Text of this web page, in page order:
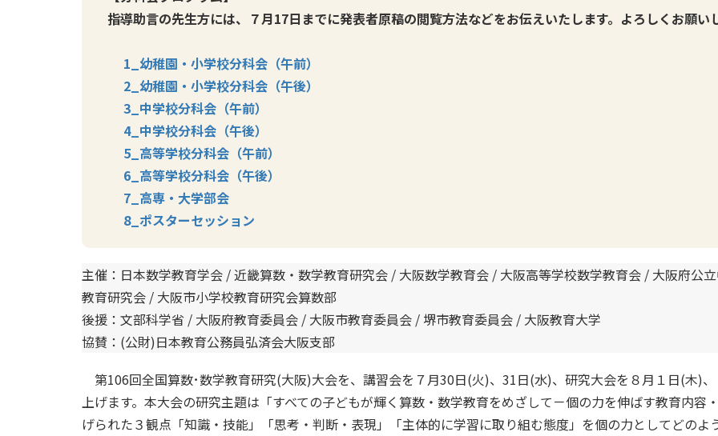
指導助言の先生方には、７月17日までに発表者原稿の閲覧方法などをお伝えいたします。よろしくお願い
1_幼稚園・小学校分科会（午前）
2_幼稚園・小学校分科会（午後）
3_中学校分科会（午前）
4_中学校分科会（午後）
5_高等学校分科会（午前）
6_高等学校分科会（午後）
7_高専・大学部会
8_ポスターセッション
主催：日本数学教育学会 / 近畿算数・数学教育研究会 / 大阪数学教育会 / 大阪高等学校数学教育会 / 大阪府公
教育研究会 / 大阪市小学校教育研究会算数部
後援：文部科学省 / 大阪府教育委員会 / 大阪市教育委員会 / 堺市教育委員会 / 大阪教育大学
協賛：(公財)日本教育公務員弘済会大阪支部
第106回全国算数･数学教育研究(大阪)大会を、講習会を７月30日(火)、31日(水)、研究大会を８月１日(木)
上げます。本大会の研究主題は「すべての子どもが輝く算数・数学教育をめざして－個の力を伸ばす教育内容
げられた３観点「知識・技能」「思考・判断・表現」「主体的に学習に取り組む態度」を個の力としてどの